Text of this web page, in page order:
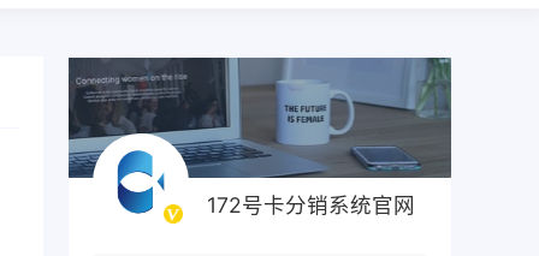
172号卡分销系统官网